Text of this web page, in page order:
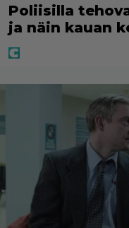
Poliisilla
ja näin kauan